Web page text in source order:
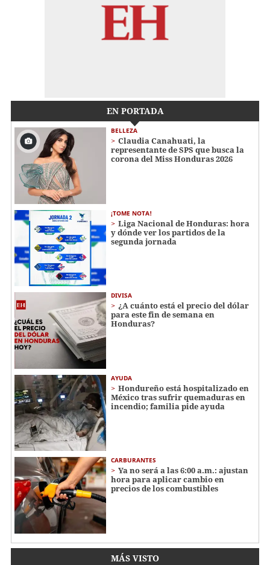
EN PORTADA
BELLEZA
Claudia Canahuati, la
representante de SPS que busca la
corona del Miss Honduras 2026
¡TOME NOTA!
Liga Nacional de Honduras: hora
y dónde ver los partidos de la
segunda jornada
DIVISA
¿A cuánto está el precio del dólar
para este fin de semana en
Honduras?
AYUDA
Hondureño está hospitalizado en
México tras sufrir quemaduras en
incendio; familia pide ayuda
CARBURANTES
Ya no será a las 6:00 a.m.: ajustan
hora para aplicar cambio en
precios de los combustibles
MÁS VISTO